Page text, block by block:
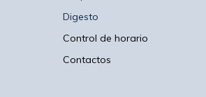
Digesto
Control de horario
Contactos